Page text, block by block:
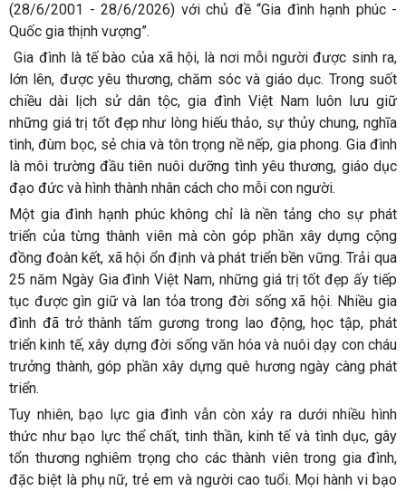
(28/6/2001 - 28/6/2026) với chủ đề “Gia đình hạnh phúc -
Quốc gia thịnh vượng”.
Gia đình là tế bào của xã hội, là nơi mỗi người được sinh ra,
lớn lên, được yêu thương, chăm sóc và giáo dục. Trong suốt
chiều dài lịch sử dân tộc, gia đình Việt Nam luôn lưu giữ
những giá trị tốt đẹp như lòng hiếu thảo, sự thủy chung, nghĩa
tình, đùm bọc, sẻ chia và tôn trọng nề nếp, gia phong. Gia đình
là môi trường đầu tiên nuôi dưỡng tình yêu thương, giáo dục
đạo đức và hình thành nhân cách cho mỗi con người.
Một gia đình hạnh phúc không chỉ là nền tảng cho sự phát
triển của từng thành viên mà còn góp phần xây dựng cộng
đồng đoàn kết, xã hội ổn định và phát triển bền vững. Trải qua
25 năm Ngày Gia đình Việt Nam, những giá trị tốt đẹp ấy tiếp
tục được gìn giữ và lan tỏa trong đời sống xã hội. Nhiều gia
đình đã trở thành tấm gương trong lao động, học tập, phát
triển kinh tế, xây dựng đời sống văn hóa và nuôi dạy con cháu
trưởng thành, góp phần xây dựng quê hương ngày càng phát
triển.
Tuy nhiên, bạo lực gia đình vẫn còn xảy ra dưới nhiều hình
thức như bạo lực thể chất, tinh thần, kinh tế và tình dục, gây
tổn thương nghiêm trọng cho các thành viên trong gia đình,
đặc biệt là phụ nữ, trẻ em và người cao tuổi. Mọi hành vi bạo